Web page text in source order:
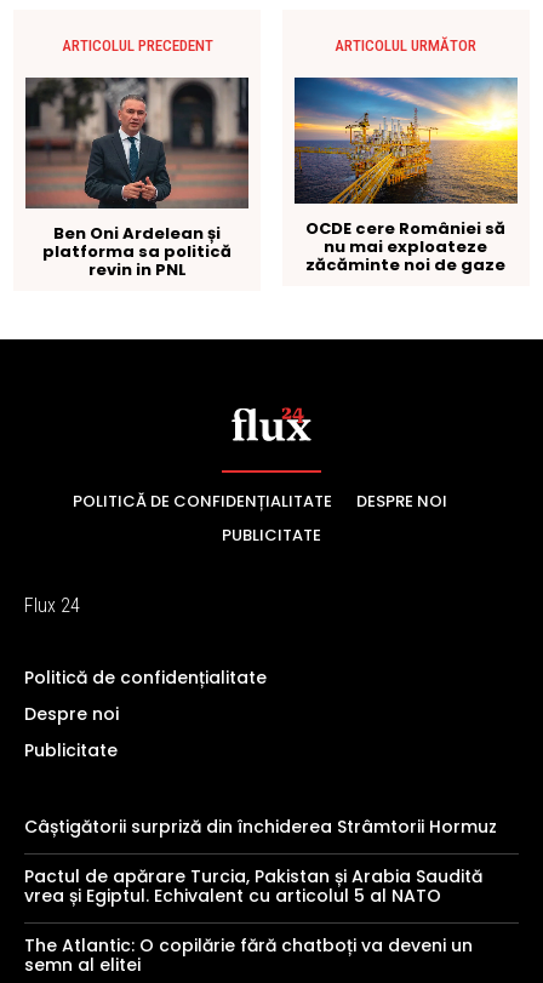
POLITICĂ DE CONFIDENȚIALITATE
DESPRE NOI
PUBLICITATE
Flux 24
Politică de confidențialitate
Despre noi
Publicitate
Câștigătorii surpriză din închiderea Strâmtorii Hormuz
Pactul de apărare Turcia, Pakistan și Arabia Saudită
vrea și Egiptul. Echivalent cu articolul 5 al NATO
The Atlantic: O copilărie fără chatboți va deveni un
semn al elitei